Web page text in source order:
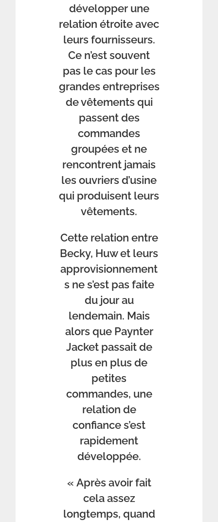
développer une
relation étroite avec
leurs fournisseurs.
Ce n’est souvent
pas le cas pour les
grandes entreprises
de vêtements qui
passent des
commandes
groupées et ne
rencontrent jamais
les ouvriers d’usine
qui produisent leurs
vêtements.
Cette relation entre
Becky, Huw et leurs
approvisionnement
s ne s’est pas faite
du jour au
lendemain. Mais
alors que Paynter
Jacket passait de
plus en plus de
petites
commandes, une
relation de
confiance s’est
rapidement
développée.
« Après avoir fait
cela assez
longtemps, quand